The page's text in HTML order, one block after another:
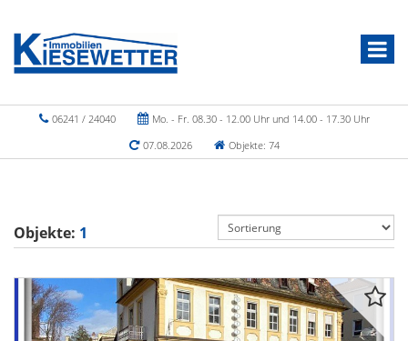
06241 / 24040
Mo. - Fr. 08.30 - 12.00 Uhr und 14.00 - 17.30 Uhr
07.08.2026
Objekte: 74
Objekte: 1